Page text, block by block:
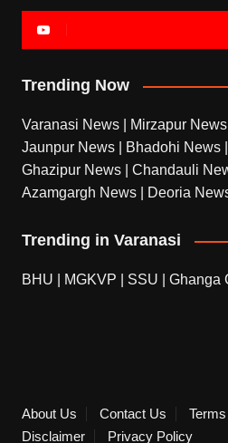
Trending Now
Varanasi News Mirzapur News
Jaunpur News
Bhadohi News
Ghazipur News
Chandauli
Azamgargh News
Deoria
Trending in Varanasi
BHU MGKVP SSU Ghanga
About Us Contact Us
Disclaimer
Privacy Policy